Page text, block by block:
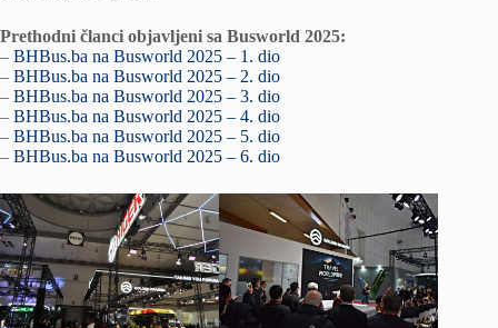
Prethodni članci objavljeni sa Busworld 2025:
– BHBus.ba na Busworld 2025 – 1. dio
– BHBus.ba na Busworld 2025 – 2. dio
– BHBus.ba na Busworld 2025 – 3. dio
– BHBus.ba na Busworld 2025 – 4. dio
– BHBus.ba na Busworld 2025 – 5. dio
– BHBus.ba na Busworld 2025 – 6. dio